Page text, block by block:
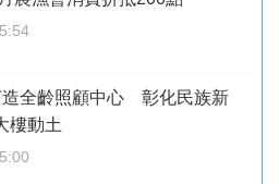
造全齡照顧中心 彰化民族新
樓動土